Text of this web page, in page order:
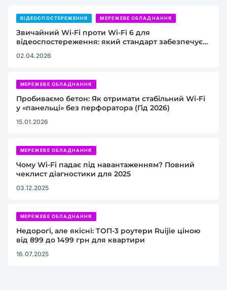
ВІДЕОСПОСТЕРЕЖЕННЯ МЕРЕЖЕВЕ ОБЛАДНАННЯ
Звичайний Wi-Fi проти Wi-Fi 6 для
відеоспостереження: який стандарт забезпечує
02.04.2026
МЕРЕЖЕВЕ ОБЛАДНАННЯ
Пробиваємо бетон: Як отримати стабільний Wi-Fi
у «панельці» без перфоратора (Гід 2026)
15.01.2026
МЕРЕЖЕВЕ ОБЛАДНАННЯ
Чому Wi-Fi падає під навантаженням? Повний
чеклист діагностики для 2025
03.12.2025
МЕРЕЖЕВЕ ОБЛАДНАННЯ
Недорогі, але якісні: ТОП-3 роутери Ruijie ціною
від 899 до 1499 грн для квартири
16.07.2025